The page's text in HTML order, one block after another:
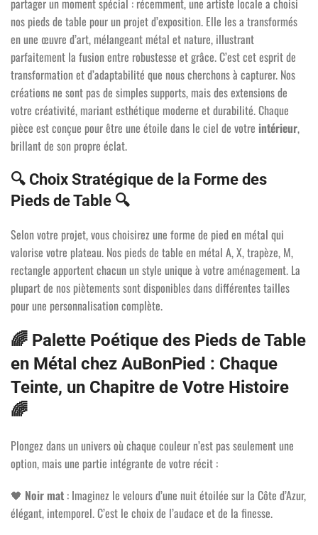
nos pieds de table pour un projet d’exposition. Elle les a transformés
en une œuvre d’art, mélangeant métal et nature, illustrant
parfaitement la fusion entre robustesse et grâce. C’est cet esprit de
transformation et d’adaptabilité que nous cherchons à capturer. Nos
créations ne sont pas de simples supports, mais des extensions de
votre créativité, mariant esthétique moderne et durabilité. Chaque
pièce est conçue pour être une étoile dans le ciel de votre intérieur,
brillant de son propre éclat.
🔍 Choix Stratégique de la Forme des
Pieds de Table 🔍
Selon votre projet, vous choisirez une forme de pied en métal qui
valorise votre plateau. Nos pieds de table en métal A, X, trapèze, M,
rectangle apportent chacun un style unique à votre aménagement. La
plupart de nos piètements sont disponibles dans différentes tailles
pour une personnalisation complète.
🌈 Palette Poétique des Pieds de Table
en Métal chez AuBonPied : Chaque
Teinte, un Chapitre de Votre Histoire
🌈
Plongez dans un univers où chaque couleur n’est pas seulement une
option, mais une partie intégrante de votre récit :
🖤 Noir mat : Imaginez le velours d’une nuit étoilée sur la Côte d’Azur,
élégant, intemporel. C’est le choix de l’audace et de la finesse.